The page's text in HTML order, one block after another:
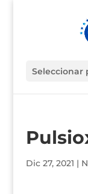
Seleccionar
Dic 27, 2021 |